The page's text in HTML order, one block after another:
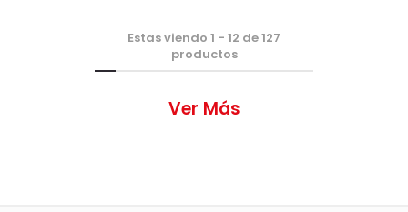
Estas viendo 1 - 12 de127
productos
Ver Más